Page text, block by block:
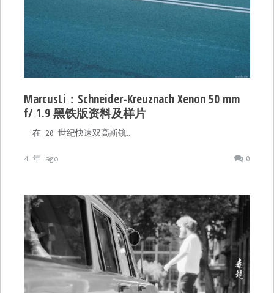
MarcusLi：Schneider-Kreuznach Xenon 50 mm
f/ 1.9 黑铁版资料及样片
在 20 世纪快速双高斯镜…
0
4 年 ago